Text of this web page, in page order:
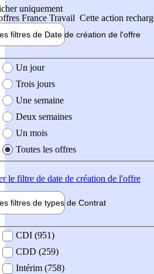
uniquement
France Travail Cette action
filtres de Date de création de l'offre
création de l'offre
Un jour
Trois jours
Une semaine
Deux semaines
Un mois
Toutes les offres
le filtre de date de création de l'offre
filtres de types de Contrat
contrat
CDI (951)
CDD (259)
Intérim (758)